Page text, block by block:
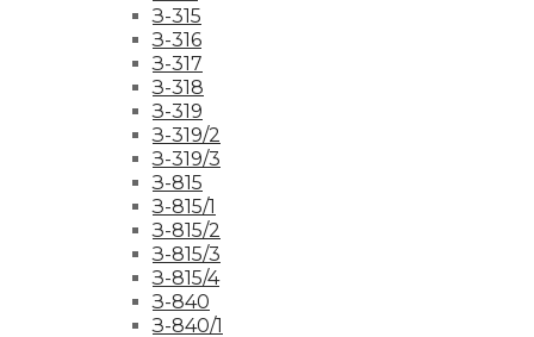
З-315
З-316
З-317
З-318
З-319
З-319/2
З-319/3
З-815
З-815/1
З-815/2
З-815/3
З-815/4
З-840
З-840/1